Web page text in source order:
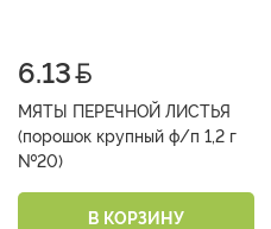
6.13
МЯТЫ ПЕРЕЧНОЙ ЛИСТЬЯ
(порошок крупный ф/п 1,2 г
№20)
В КОРЗИНУ